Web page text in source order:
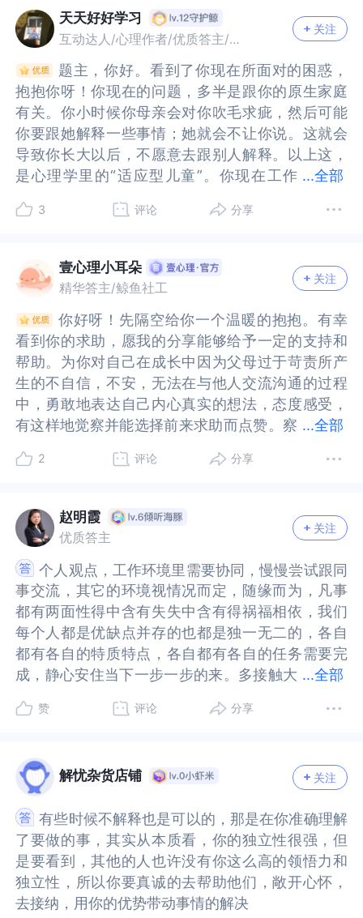
找到新的平衡。人长大，就会有接触到离开家庭半
径的机会，在新的环境中，我们也会有自我发展的
新诉求，会思考该怎么办。提问是思考的开始，也
是发展的契机。如果你有没有想要改变局面的动
力，就不会写下今天的困惑，但你并不孤单，你在
挑战中思索，你在“换手写字”的时候，也会感受自
己的情绪，你非常的勇敢。三、根据您的情况，我
基于已有信息，提出如下建议，仅代表个人观点，
慌乱，不如尝试针对不同情况，提前设置应对方
况，这样也有助于职责划分，提前告诉可能会有工
作交集的同事“如果接下合作中，有什么问题，或者
疑惑，需要解释的地方，可以告知我，我会据此整
理后尽快回复”。我们自己去猜去去揣摩他人心思，
有时候还会出错，不如提前先把预防针打好，这样
你不用去消耗，也能够给你更为清晰的解释空间。
最重要的还是把事情做好。另一方面是，具体问题
的具体分析，总结出对你有用的应对方案，工作的
核心在于完成项目，你已经逐渐有了新的工作经
知道哪些方面的信息，我们其实是可以做一些准备
结，头脑风暴一下。当这些信息成为有秩序的文
字，成为你心中的应答模版，你的烦躁感可能会降
低哦。要是感觉这个地方你有卡点，别害怕，带着
谦逊态度，去找前辈们取取经，对于带着诚挚态度
去虚心学习的同僚，其实也会有人愿意给你解答。
这样也许还会给你来带新收获哦。（二）我们的目
标是，跨过这片沼泽地，而不是干掉所有的鳄鱼，
坚定方向，别被迷惑。提升合作效率，就需要不断
地心理暗示，自己做这件事的目的是最终能完成
它，而不是每一步都战战兢兢，预设自己会做砸。
当你感受到烦躁的时候，第一时间先深呼吸一下，
可能并不是对着你的同事，但如果我们被它影响，
我们可能会激化一些不要的矛盾，造成一些不必要
麻烦稍等，你需要去确认一下。这对你很重要，我
们给自己哪怕几分钟的时间冷静冷静，听听歌，看
看窗外景色，把自己整理整理。之后我们再来想，
同事提出的那个具体的问题，怎么回答。要相信，
你是自己的心境的领航者。（三）被搁置的个人议
衡。人长大，就会有接触到离开家庭半径的机会，
在新的环境中，我们也会有自我发展的新诉求，会
思考该怎么办。提问是思考的开始，也是发展的契
机。如果你有没有想要改变局面的动力，就不会写
下今天的困惑，但你并不孤单，你在挑战中思索，
你在“换手写字”的时候，也会感受自己的情绪，你
非常的勇敢。三、根据您的情况，我基于已有信
息，提出如下建议，仅代表个人观点，供您参考：
尝试针对不同情况，提前设置应对方案。一方面
助于职责划分，提前告诉可能会有工作交集的同
事“如果接下合作中，有什么问题，或者疑惑，需要
解释的地方，可以告知我，我会据此整理后尽快回
复”。我们自己去猜去去揣摩他人心思，有时候还会
出错，不如提前先把预防针打好，这样你不用去消
耗，也能够给你更为清晰的解释空间。最重要的还
是把事情做好。另一方面是，具体问题的具体分
析，总结出对你有用的应对方案，工作的核心在于
完成项目，你已经逐渐有了新的工作经验，和那个
面的信息，我们其实是可以做一些准备的。你可以
暴一下。当这些信息成为有秩序的文字，成为你心
中的应答模版，你的烦躁感可能会降低哦。要是感
觉这个地方你有卡点，别害怕，带着谦逊态度，去
找前辈们取取经，对于带着诚挚态度去虚心学习的
同僚，其实也会有人愿意给你解答。这样也许还会
给你来带新收获哦。（二）我们的目标是，跨过这
片沼泽地，而不是干掉所有的鳄鱼，坚定方向，别
被迷惑。提升合作效率，就需要不断地心理暗示，
自己做这件事的目的是最终能完成它，而不是每一
步都战战兢兢，预设自己会做砸。当你感受到烦躁
的时候，第一时间先深呼吸一下，因为你是被过去
你的同事，但如果我们被它影响，我们可能会激化
一些不要的矛盾，造成一些不必要的麻烦。你可以
要去确认一下。这对你很重要，我们给自己哪怕几
分钟的时间冷静冷静，听听歌，看看窗外景色，把
自己整理整理。之后我们再来想，同事提出的那个
具体的问题，怎么回答。要相信，你是自己的心境
的领航者。（三）被搁置的个人议题，也请务必重
往来、日常交往都是很好的培养感情、建立彼此信
任的好机会。最真实的也是最真诚的，如果因为自
己不善表达给他人带去麻烦，可以主动致歉，大家
是比较宽容的。《终身成长》推荐与你，带着成长
型思维对待人事物，能够让自己更加坚定有力量。
生命是一次美丽的旅程，不为欣赏、只为绽放。希
望以上对你有所帮助，世界和我爱着你。
常交往都是很好的培养感情、建立彼此信任的好机
会。最真实的也是最真诚的，如果因为自己不善表
达给他人带去麻烦，可以主动致歉，大家是比较宽
容的。《终身成长》推荐与你，带着成长型思维对
待人事物，能够让自己更加坚定有力量。生命是一
次美丽的旅程，不为欣赏、只为绽放。希望以上对
你有所帮助，世界和我爱着你。
知道这些的时候，把你的思维换成，让我提供一点
背景，这样我们更同步！这样的思维转换就是在尝
一点一点的，我相信你会找到跟团队沟通的节奏！
些的时候，把你的思维换成，让我提供一点背景，
这样我们更同步！这样的思维转换就是在尝试在你
点的，我相信你会找到跟团队沟通的节奏！
伤的方法已经不管用了，所以你需要调整。题主对
沟通的焦虑和恐惧来源于，担心自己无法承受失败
的疲累，也可能是对沟通的排斥和抗拒导致，排斥
和抗拒，是因为既往糟糕的亲子沟通体验，就好像
沟通中，只能有被挑剔或者挑剔别人，这单一一种
模式，而不能有其他沟通方式一样。情绪方面，需
要通过身体感觉来调节情绪，跟你的负面情绪待一
会，看看你的烦躁情绪和你身体反应试图告诉你，
你怎么了，你的身上正在发生什么。不要着急消除
心酸和哀伤，发掘那些你想要保护的脆弱，允许脆
弱的存在和被你自己看见和允许，你的情绪才会好
过程，不要着急。此外，沟通确实是耗费精力的事
情，说不好话还可能发生矛盾冲突，可能被挑剔，
也可能造成关系紧张，这都是正常的，沟通中可能
出现的风险。不仅是题主，大多数人都不是沟通方
面的专家，即便擅长沟通的人，因为意见不一致，
也都可能会有冲突，然后再耗费精力去修复解决问
题，重新修复关系继续合作。事实是，沟通需要耗
通的好处是可以互相看见，听见自己在说什么，也
听见别人在说什么，接纳沟通不能达到目的，会失
败的结果，对沟通的适应性，和负面印象，在实践
中会慢慢改变。题主不妨把每一次沟通当作闯关游
戏，失败了就再来，把人际沟通当作是有很多条命
的游戏，沟通失败一次，就总结经验，下次再战，
多次实践总会成功的，当你在沟通中，积累到足够
多的积极情绪和成功经验，你就会觉得沟通并不是
那么糟糕的一件事。更宝贵的是你越挫越勇的成长
力和自我修复能力也会变强，你也会感到人和人之
远的痛苦。人际中互相依靠依赖是正常的，慢慢建
立自己的边界，在关系中做到能独立也能依赖和允
许他人依赖，在人际沟通中慢慢成长自己，为过去
不被看见那个自己哀悼，相信自己的力量，慢慢走
出过去的阴影。如需进一步交流，可关注私信，祝
好。
伤的方法已经不管用了，所以你需要调整。题主对
沟通的焦虑和恐惧来源于，担心自己无法承受失败
的疲累，也可能是对沟通的排斥和抗拒导致，排斥
和抗拒，是因为既往糟糕的亲子沟通体验，就好像
沟通中，只能有被挑剔或者挑剔别人，这单一一种
模式，而不能有其他沟通方式一样。情绪方面，需
要通过身体感觉来调节情绪，跟你的负面情绪待一
会，看看你的烦躁情绪和你身体反应试图告诉你，
你怎么了，你的身上正在发生什么。不要着急消除
心酸和哀伤，发掘那些你想要保护的脆弱，允许脆
弱的存在和被你自己看见和允许，你的情绪才会好
过程，不要着急。此外，沟通确实是耗费精力的事
情，说不好话还可能发生矛盾冲突，可能被挑剔，
也可能造成关系紧张，这都是正常的，沟通中可能
出现的风险。不仅是题主，大多数人都不是沟通方
面的专家，即便擅长沟通的人，因为意见不一致，
也都可能会有冲突，然后再耗费精力去修复解决问
题，重新修复关系继续合作。事实是，沟通需要耗
通的好处是可以互相看见，听见自己在说什么，也
听见别人在说什么，接纳沟通不能达到目的，会失
败的结果，对沟通的适应性，和负面印象，在实践
中会慢慢改变。题主不妨把每一次沟通当作闯关游
戏，失败了就再来，把人际沟通当作是有很多条命
的游戏，沟通失败一次，就总结经验，下次再战，
多次实践总会成功的，当你在沟通中，积累到足够
多的积极情绪和成功经验，你就会觉得沟通并不是
那么糟糕的一件事。更宝贵的是你越挫越勇的成长
力和自我修复能力也会变强，你也会感到人和人之
远的痛苦。人际中互相依靠依赖是正常的，慢慢建
立自己的边界，在关系中做到能独立也能依赖和允
许他人依赖，在人际沟通中慢慢成长自己，为过去
不被看见那个自己哀悼，相信自己的力量，慢慢走
出过去的阴影。如需进一步交流，可关注私信，祝
好。
因为你不想让别人看到自己脆弱的一面。不喜欢沟
通和解释是你担心就算说出来也不会得到关心和认
同，因为你从小就是这样。但现在工作了不得不沟
通的时候怎么办，首先你要知道社交的核心不是被
认可，而是建立平等互利的合作。别人对你的认可
本质上是一种需求匹配，也就是说当你能满足别人
需求的时候，你就会被认可，实际上跟你自身的价
值是没有关系的。所以说工作上需要大家一起合作
的时候，把别人是否接纳转向我能提供什么价值。
既然我们明白了人际关系的本质是价值需求的匹
配，那你要做的就是展示你的价值。也就是你要有
上，你如其担心同事会不会认可，你不如思考你的
专长能为团队解决什么问题，你能为团队做出的贡
职场里面，人们可以不喜欢你，但绝对不会不需要
你。现在你有没有发现，是你的内在状态决定了你
想不想跟人沟通，而至于说会不会、能不能、擅不
擅长沟通这事只跟技巧挂钩。所以说只要调整自己
的内在状态，沟通的技巧是每个人都能习得的东
西，一点都不复杂。最后，不要过度的压抑自己的
情绪，可能之前你习惯了自己解决所有的问题，习
是会被接纳、也不会被否定的。
你不想让别人看到自己脆弱的一面。不喜欢沟通和
解释是你担心就算说出来也不会得到关心和认同，
因为你从小就是这样。但现在工作了不得不沟通的
时候怎么办，首先你要知道社交的核心不是被认
可，而是建立平等互利的合作。别人对你的认可本
质上是一种需求匹配，也就是说当你能满足别人需
求的时候，你就会被认可，实际上跟你自身的价值
是没有关系的。所以说工作上需要大家一起合作的
时候，把别人是否接纳转向我能提供什么价值。既
然我们明白了人际关系的本质是价值需求的匹配，
那你要做的就是展示你的价值。也就是你要有利他
如其担心同事会不会认可，你不如思考你的专长能
为团队解决什么问题，你能为团队做出的贡献越
里面，人们可以不喜欢你，但绝对不会不需要你。
现在你有没有发现，是你的内在状态决定了你想不
想跟人沟通，而至于说会不会、能不能、擅不擅长
沟通这事只跟技巧挂钩。所以说只要调整自己的内
在状态，沟通的技巧是每个人都能习得的东西，一
点都不复杂。最后，不要过度的压抑自己的情绪，
可能之前你习惯了自己解决所有的问题，习惯了把
接纳、也不会被否定的。
天天好好学习
互动达人/心理作者/优质答主/故事达人
关注
...全部
题主，你好。看到了你现在所面对的困惑，
抱抱你呀！你现在的问题，多半是跟你的原生家庭
有关。你小时候你母亲会对你吹毛求疵，然后可能
你要跟她解释一些事情；她就会不让你说。这就会
导致你长大以后，不愿意去跟别人解释。以上这，
是心理学里的“适应型儿童”。你现在工作
个“自然型儿童”，是愿意跟别人解释的。因为有时
知道。书籍方面，推荐你阅读（蛤蟆先生去看心理
医生）。书中有一章，对于我以上提到的“自然型儿
我的认知水平有限，所以我以上给你的建议仅供参
考；并不一定是对的。衷心祝福题主你现在所面对
的问题，能够早日得到一个有效的解决。现在我能
想到的，就以上这些了。希望我以上的回答对题主
你有所帮助及启发。我是答主天天好好学习。在壹
心理这里，世界和我爱着你。祝好
哦！！！！！！！
抱抱你呀！你现在的问题，多半是跟你的原生家庭
有关。你小时候你母亲会对你吹毛求疵，然后可能
你要跟她解释一些事情；她就会不让你说。这就会
导致你长大以后，不愿意去跟别人解释。以上这，
是心理学里的“适应型儿童”。你现在工作了，就可
儿童”，是愿意跟别人解释的。因为有时候是你以为
方面，推荐你阅读（蛤蟆先生去看心理医生）。书
中有一章，对于我以上提到的“自然型儿童”及“适应
平有限，所以我以上给你的建议仅供参考；并不一
定是对的。衷心祝福题主你现在所面对的问题，能
够早日得到一个有效的解决。现在我能想到的，就
以上这些了。希望我以上的回答对题主你有所帮助
及启发。我是答主天天好好学习。在壹心理这里，
世界和我爱着你。祝好哦！！！！！！！
3 评论 分享
壹心理小耳朵
精华答主/鲸鱼社工
关注
...全部
你好呀！先隔空给你一个温暖的抱抱。有幸
看到你的求助，愿我的分享能够给予一定的支持和
帮助。为你对自己在成长中因为父母过于苛责所产
生的不自信，不安，无法在与他人交流沟通的过程
中，勇敢地表达自己内心真实的想法，态度感受，
有这样地觉察并能选择前来求助而点赞。察
允许自己在即使已成年仍然无法在工作生活中勇敢
己的想法不会被尊重，被认可。表达出来可能是对
自己的伤害，所以，你不勇敢地表达自己的想法，
感受是在保护自己，这种方式对于曾经的你是适应
性的，但对于今天以成年而且有能力和资源来更好
地保护自己是不适应的，需要你做出一定的调整和
改变。所以，你要看到曾经这种模式对你所带来的
收益，只是今天的你不再需要以这样的方式来保护
自己，那么你能做的就是一边怕一边勇敢，真诚的
说出自己内在真实的感受和需求。对于成年人来
说，只有当你能够勇敢地说出自己的想法，感受和
需求，别人才能够更好地了解你，即使你与别人之
好，也并不意味着别人就因此会否定你，只会增加
别人对你的了解。因为没有两个完全一样的人，当
你们能够彼此表达内心的不同声音时，才说明你们
彼此是信任的。而且只有彼此能够勇敢地表达内心
的不同声音，才是你们彼此关系更深入的表现。我
是答疑馆小耳朵莉莉，世界和我爱着你。
看到你的求助，愿我的分享能够给予一定的支持和
帮助。为你对自己在成长中因为父母过于苛责所产
生的不自信，不安，无法在与他人交流沟通的过程
中，勇敢地表达自己内心真实的想法，态度感受，
有这样地觉察并能选择前来求助而点赞。察觉就是
己在即使已成年仍然无法在工作生活中勇敢的表达
法不会被尊重，被认可。表达出来可能是对自己的
伤害，所以，你不勇敢地表达自己的想法，感受是
在保护自己，这种方式对于曾经的你是适应性的，
但对于今天以成年而且有能力和资源来更好地保护
自己是不适应的，需要你做出一定的调整和改变。
所以，你要看到曾经这种模式对你所带来的收益，
只是今天的你不再需要以这样的方式来保护自己，
那么你能做的就是一边怕一边勇敢，真诚的说出自
己内在真实的感受和需求。对于成年人来说，只有
当你能够勇敢地说出自己的想法，感受和需求，别
人才能够更好地了解你，即使你与别人之间有不同
不意味着别人就因此会否定你，只会增加别人对你
的了解。因为没有两个完全一样的人，当你们能够
彼此表达内心的不同声音时，才说明你们彼此是信
任的。而且只有彼此能够勇敢地表达内心的不同声
音，才是你们彼此关系更深入的表现。我是答疑馆
小耳朵莉莉，世界和我爱着你。
2 评论 分享
赵明霞
优质答主
关注
...全部
个人观点，工作环境里需要协同，慢慢尝试跟同
事交流，其它的环境视情况而定，随缘而为，凡事
都有两面性得中含有失失中含有得祸福相依，我们
每个人都是优缺点并存的也都是独一无二的，各自
都有各自的特质特点，各自都有各自的任务需要完
成，静心安住当下一步一步的来。多接触大
个人观点，工作环境里需要协同，慢慢尝试跟同
事交流，其它的环境视情况而定，随缘而为，凡事
都有两面性得中含有失失中含有得祸福相依，我们
每个人都是优缺点并存的也都是独一无二的，各自
都有各自的特质特点，各自都有各自的任务需要完
成，静心安住当下一步一步的来。多接触大自然脚
赞 评论 分享
解忧杂货店铺 关注
有些时候不解释也是可以的，那是在你准确理解
了要做的事，其实从本质看，你的独立性很强，但
是要看到，其他的人也许没有你这么高的领悟力和
独立性，所以你要真诚的去帮助他们，敞开心怀，
去接纳，用你的优势带动事情的解决
有些时候不解释也是可以的，那是在你准确理解
了要做的事，其实从本质看，你的独立性很强，但
是要看到，其他的人也许没有你这么高的领悟力和
独立性，所以你要真诚的去帮助他们，敞开心怀，
去接纳，用你的优势带动事情的解决